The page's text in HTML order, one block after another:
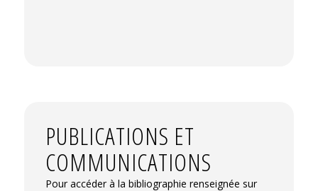
PUBLICATIONS ET
COMMUNICATIONS
Pour accéder à la bibliographie renseignée sur